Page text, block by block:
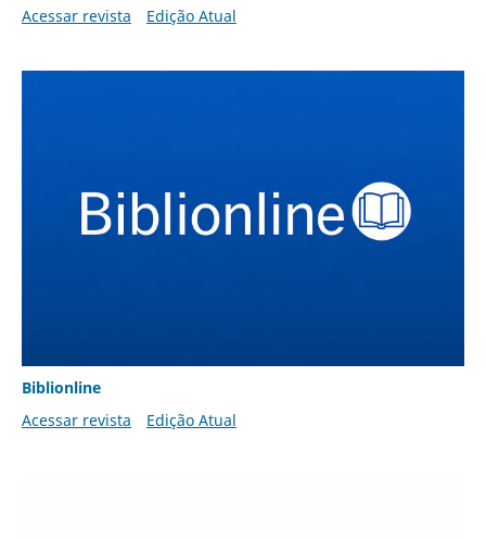
Acessar revista
Edição Atual
Biblionline
Acessar revista
Edição Atual